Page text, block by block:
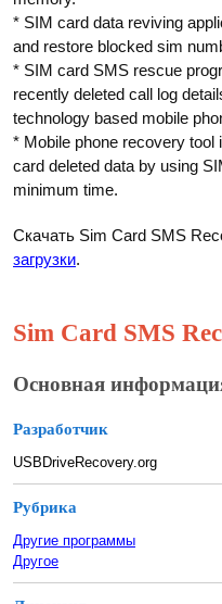
* SIM card data reviving
and restore blocked sim
* SIM card SMS rescue
recently deleted call log
technology based mobile
* Mobile phone recovery tool
card deleted data by using
minimum time.
Скачать Sim Card SMS
загрузки.
Sim Card SMS
Основная
Разработчик
USBDriveRecovery.org
Рубрика
Другие программы
Другое